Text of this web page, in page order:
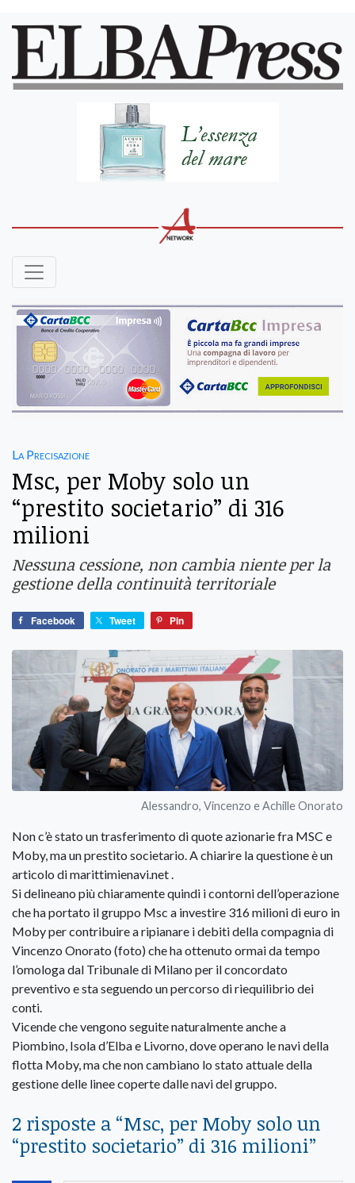
La Precisazione
Msc, per Moby solo un
“prestito societario” di 316
milioni
Nessuna cessione, non cambia niente per la
gestione della continuità territoriale
Facebook Tweet Pin
Alessandro, Vincenzo e Achille Onorato
Non c’è stato un trasferimento di quote azionarie fra MSC e
Moby, ma un prestito societario. A chiarire la questione è un
articolo di marittimienavi.net .
Si delineano più chiaramente quindi i contorni dell’operazione
che ha portato il gruppo Msc a investire 316 milioni di euro in
Moby per contribuire a ripianare i debiti della compagnia di
Vincenzo Onorato (foto) che ha ottenuto ormai da tempo
l’omologa dal Tribunale di Milano per il concordato
preventivo e sta seguendo un percorso di riequilibrio dei
conti.
Vicende che vengono seguite naturalmente anche a
Piombino, Isola d’Elba e Livorno, dove operano le navi della
flotta Moby, ma che non cambiano lo stato attuale della
gestione delle linee coperte dalle navi del gruppo.
2 risposte a “Msc, per Moby solo un
“prestito societario” di 316 milioni”